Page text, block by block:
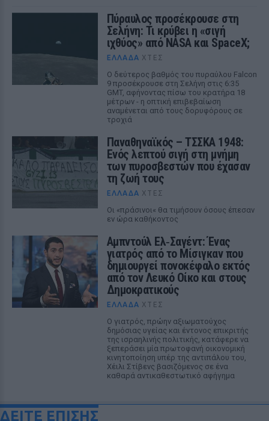
Πύραυλος προσέκρουσε στη
Σελήνη: Τι κρύβει η «σιγή
ιχθύος» από NASA και SpaceX;
ΕΛΛΆΔΑ ΧΤΕΣ
Ο δεύτερος βαθμός του πυραύλου Falcon
9 προσέκρουσε στη Σελήνη στις 6:35
GMT, αφήνοντας πίσω του κρατήρα 18
μέτρων - η οπτική επιβεβαίωση
αναμένεται από τους δορυφόρους σε
τροχιά
Παναθηναϊκός – ΤΣΣΚΑ 1948:
Ενός λεπτού σιγή στη μνήμη
των πυροσβεστών που έχασαν
τη ζωή τους
ΕΛΛΆΔΑ ΧΤΕΣ
Οι «πράσινοι« θα τιμήσουν όσους έπεσαν
εν ώρα καθήκοντος
Αμπντούλ Ελ‑Σαγέντ: Ένας
γιατρός από το Μίσιγκαν που
δημιουργεί πονοκέφαλο εκτός
από τον Λευκό Οίκο και στους
Δημοκρατικούς
ΕΛΛΆΔΑ ΧΤΕΣ
Ο γιατρός, πρώην αξιωματούχος
δημόσιας υγείας και έντονος επικριτής
της ισραηλινής πολιτικής, κατάφερε να
ξεπεράσει μία πρωτοφανή οικονομική
κινητοποίηση υπέρ της αντιπάλου του,
Χέιλι Στίβενς βασιζόμενος σε ένα
καθαρά αντικαθεστωτικό αφήγημα
ΔΕΙΤΕ ΕΠΙΣΗΣ